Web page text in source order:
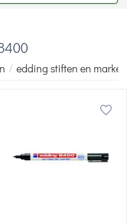
/ edding stiften en